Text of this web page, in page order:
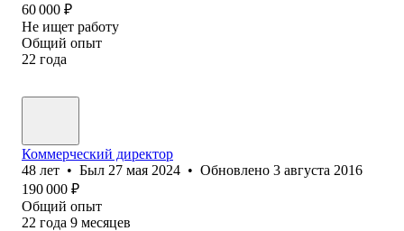
60 000 ₽
Не ищет работу
Общий опыт
22 года
Коммерческий директор
48 лет • Был 27 мая 2024 • Обновлено 3 августа 2016
190 000 ₽
Общий опыт
22 года 9 месяцев